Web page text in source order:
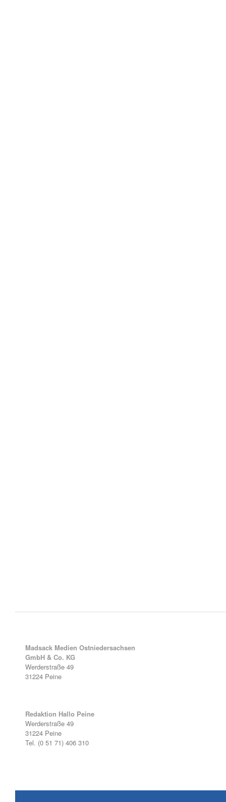
Madsack Medien Ostniedersachsen
GmbH & Co. KG
Werderstraße 49
31224 Peine
Redaktion Hallo Peine
Werderstraße 49
31224 Peine
Tel. (0 51 71) 406 310